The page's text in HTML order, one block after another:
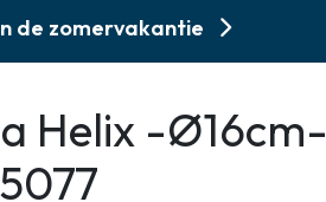
de zomervakantie
Helix -Ø16cm-